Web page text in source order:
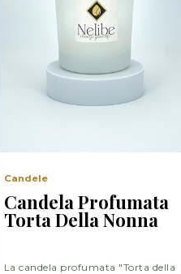
Candele
Candela Profumata
Torta Della Nonna
La candela profumata "Torta della